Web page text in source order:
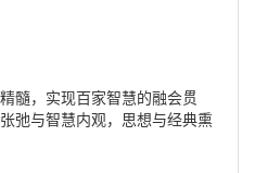
髓，实现百家智慧的融会贯
弛与智慧内观，思想与经典熏